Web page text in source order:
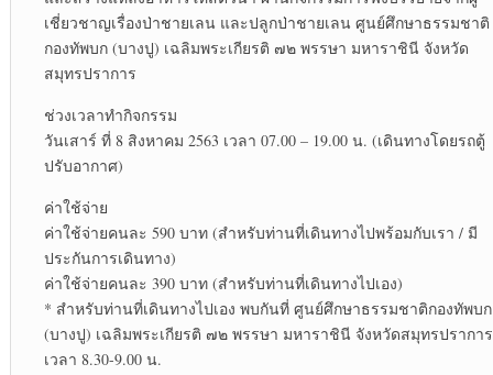
เชี่ยวชาญเรื่องป่าชายเลน และปลูกป่าชายเลน ศูนย์ศึกษาธรรมชาติ
กองทัพบก (บางปู) เฉลิมพระเกียรติ ๗๒ พรรษา มหาราชินี จังหวัด
สมุทรปราการ
ช่วงเวลาทำกิจกรรม
วันเสาร์ ที่ 8 สิงหาคม 2563 เวลา 07.00 – 19.00 น. (เดินทางโดยรถตู้
ปรับอากาศ)
ค่าใช้จ่าย
ค่าใช้จ่ายคนละ 590 บาท (สำหรับท่านที่เดินทางไปพร้อมกับเรา / มี
ประกันการเดินทาง)
ค่าใช้จ่ายคนละ 390 บาท (สำหรับท่านที่เดินทางไปเอง)
* สำหรับท่านที่เดินทางไปเอง พบกันที่ ศูนย์ศึกษาธรรมชาติกองทัพบก
(บางปู) เฉลิมพระเกียรติ ๗๒ พรรษา มหาราชินี จังหวัดสมุทรปราการ
เวลา 8.30-9.00 น.